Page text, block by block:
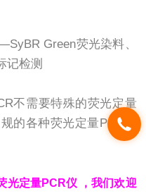
Green荧光染料、
记检测
需要特殊的荧光定量
的各种荧光定量PCR试
光定量PCR仪 ，我们欢迎